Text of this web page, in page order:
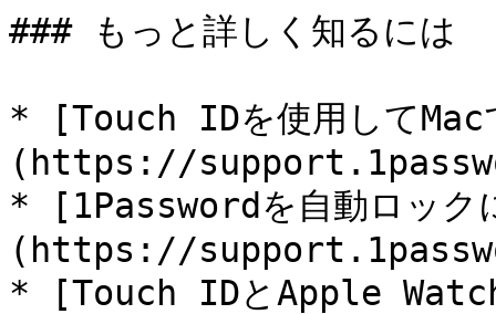
### もっと詳しく知るには
* [Touch IDを使用してMac
(https://
* [1Passwordを自動ロック
(https://
* [Touch IDとApple